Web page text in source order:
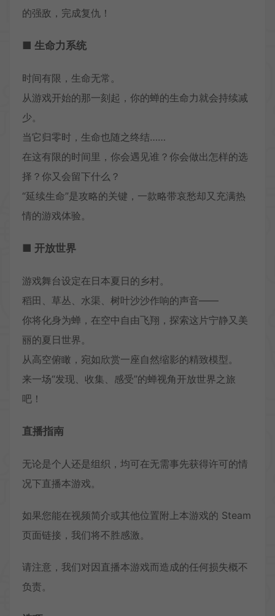
的强敌，完成复仇！
■ 生命力系统
时间有限，生命无常。
从游戏开始的那一刻起，你的蝉的生命力就会持续减
少。
当它归零时，生命也随之终结……
在这有限的时间里，你会遇见谁？你会做出怎样的选
择？你又会留下什么？
“延续生命”是攻略的关键，一款略带哀愁却又充满热
情的游戏体验。
■ 开放世界
游戏舞台设定在日本夏日的乡村。
稻田、草丛、水渠、树叶沙沙作响的声音——
你将化身为蝉，在空中自由飞翔，探索这片宁静又美
丽的夏日世界。
从高空俯瞰，宛如欣赏一座自然缩影的精致模型。
来一场“发现、收集、感受”的蝉视角开放世界之旅
吧！
直播指南
无论是个人还是组织，均可在无需事先获得许可的情
况下直播本游戏。
如果您能在视频简介或其他位置附上本游戏的 Steam
页面链接，我们将不胜感激。
请注意，我们对因直播本游戏而造成的任何损失概不
负责。